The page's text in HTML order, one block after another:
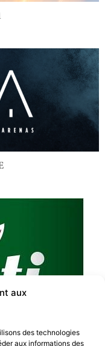
aux
des technologies
aux informations des